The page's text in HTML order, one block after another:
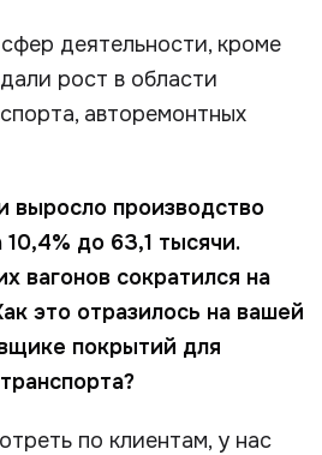
деятельности, кроме
рост в области
авторемонтных
выросло производство
10,4% до 63,1 тысячи.
вагонов сократился на
это отразилось на вашей
покрытий для
по клиентам, у нас